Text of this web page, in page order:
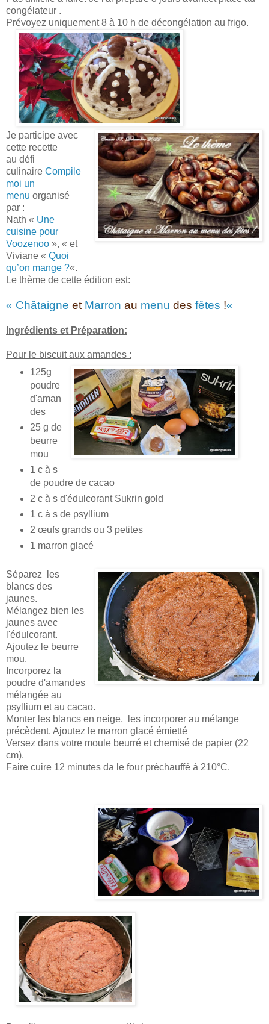
congélateur .
Prévoyez uniquement 8 à 10 h de décongélation au frigo.
Je participe avec
cette recette
au défi
culinaire Compile
moi un
menu organisé
par :
Nath « Une
cuisine pour
Voozenoo », « et
Viviane « Quoi
qu’on mange ?«.
Le thème de cette édition est:
« Châtaigne et Marron au menu des fêtes !«
Ingrédients et Préparation:
Pour le biscuit aux amandes :
125g
poudre
d'aman
des
25 g de
beurre
mou
1 c à s
de poudre de cacao
2 c à s d'édulcorant Sukrin gold
1 c à s de psyllium
2 œufs grands ou 3 petites
1 marron glacé
Séparez les
blancs des
jaunes.
Mélangez bien les
jaunes avec
l'édulcorant.
Ajoutez le beurre
mou.
Incorporez la
poudre d'amandes
mélangée au
psyllium et au cacao.
Monter les blancs en neige, les incorporer au mélange
précèdent. Ajoutez le marron glacé émietté
Versez dans votre moule beurré et chemisé de papier (22
cm).
Faire cuire 12 minutes da le four préchauffé à 210°C.